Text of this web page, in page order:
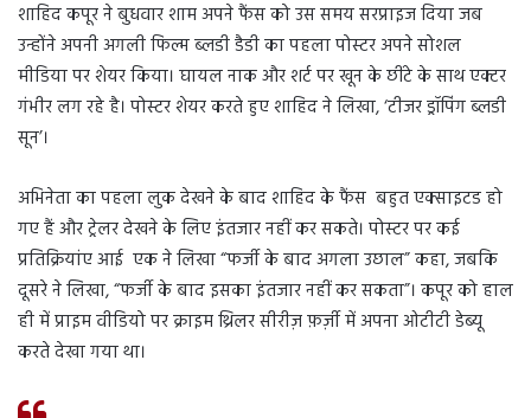
शाहिद कपूर ने बुधवार शाम अपने फैंस को उस समय सरप्राइज दिया जब
उन्होंने अपनी अगली फिल्म ब्लडी डैडी का पहला पोस्टर अपने सोशल
मीडिया पर शेयर किया। घायल नाक और शर्ट पर खून के छींटे के साथ एक्टर
गंभीर लग रहे है। पोस्टर शेयर करते हुए शाहिद ने लिखा, ‘टीजर ड्रॉपिंग ब्लडी
सून’।
अभिनेता का पहला लुक देखने के बाद शाहिद के फैंस बहुत एक्साइटड हो
गए हैं और ट्रेलर देखने के लिए इंतजार नहीं कर सकते। पोस्टर पर कई
प्रतिक्रियांए आई एक ने लिखा “फर्जी के बाद अगला उछाल” कहा, जबकि
दूसरे ने लिखा, “फर्जी के बाद इसका इंतजार नहीं कर सकता”। कपूर को हाल
ही में प्राइम वीडियो पर क्राइम थ्रिलर सीरीज़ फ़र्ज़ी में अपना ओटीटी डेब्यू
करते देखा गया था।